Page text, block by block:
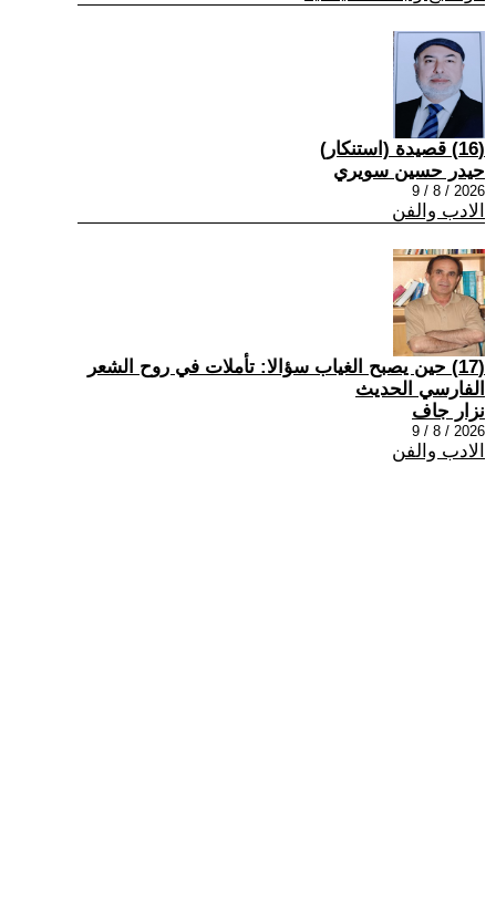
(16) قصيدة (استنكار)
حيدر حسين سويري
2026 / 8 / 9
الادب والفن
(17) حين يصبح الغياب سؤالا: تأملات في روح الشعر
الفارسي الحديث
نزار جاف
2026 / 8 / 9
الادب والفن